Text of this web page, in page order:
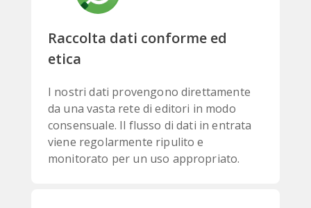
Raccolta dati conforme ed
etica
I nostri dati provengono direttamente
da una vasta rete di editori in modo
consensuale. Il flusso di dati in entrata
viene regolarmente ripulito e
monitorato per un uso appropriato.